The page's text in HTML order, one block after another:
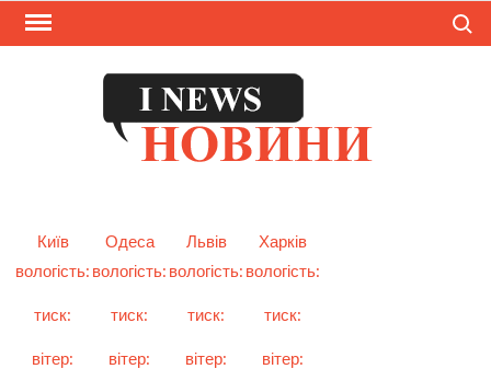
Skip
Київ
Одеса Львів
Харків
вологість:
тиск:
вітер:
вологість:
тиск:
вітер:
вологість:
тиск:
вітер:
вологість:
тиск:
вітер: